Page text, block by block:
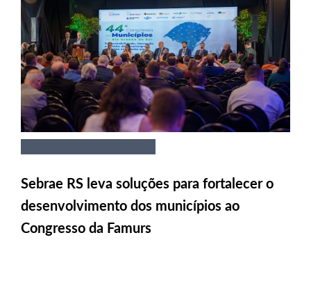
Sebrae RS leva soluções para fortalecer o
desenvolvimento dos municípios ao
Congresso da Famurs